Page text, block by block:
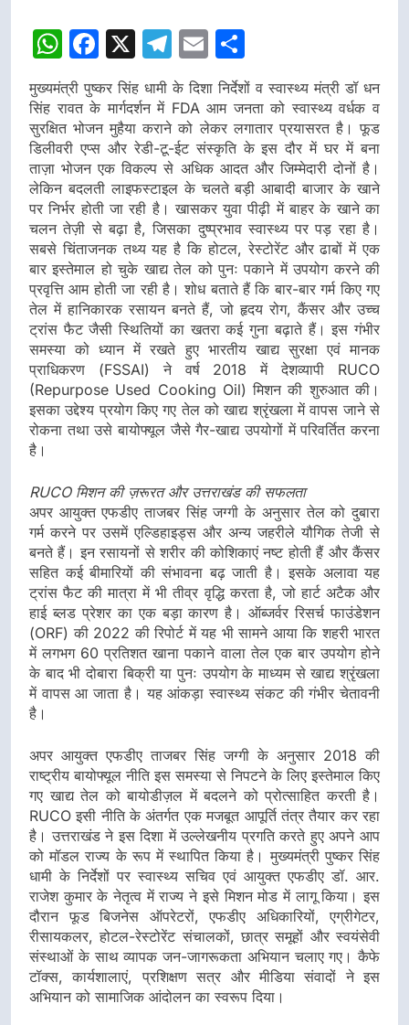
WhatsApp
Facebook
X Telegram
Email
मुख्यमंत्री पुष्कर सिंह धामी के दिशा निर्देशों व स्वास्थ्य मंत्री डॉ धन
सिंह रावत के मार्गदर्शन में FDA आम जनता को स्वास्थ्य वर्धक व
सुरक्षित भोजन मुहैया कराने को लेकर लगातार प्रयासरत है। फूड
डिलीवरी एप्स और रेडी-टू-ईट संस्कृति के इस दौर में घर में बना
ताज़ा भोजन एक विकल्प से अधिक आदत और जिम्मेदारी दोनों है।
लेकिन बदलती लाइफस्टाइल के चलते बड़ी आबादी बाजार के खाने
पर निर्भर होती जा रही है। खासकर युवा पीढ़ी में बाहर के खाने का
चलन तेज़ी से बढ़ा है, जिसका दुष्प्रभाव स्वास्थ्य पर पड़ रहा है।
सबसे चिंताजनक तथ्य यह है कि होटल, रेस्टोरेंट और ढाबों में एक
बार इस्तेमाल हो चुके खाद्य तेल को पुनः पकाने में उपयोग करने की
प्रवृत्ति आम होती जा रही है। शोध बताते हैं कि बार-बार गर्म किए गए
तेल में हानिकारक रसायन बनते हैं, जो हृदय रोग, कैंसर और उच्च
ट्रांस फैट जैसी स्थितियों का खतरा कई गुना बढ़ाते हैं। इस गंभीर
समस्या को ध्यान में रखते हुए भारतीय खाद्य सुरक्षा एवं मानक
प्राधिकरण (FSSAI) ने वर्ष 2018 में देशव्यापी RUCO
(Repurpose Used Cooking Oil) मिशन की शुरुआत की।
इसका उद्देश्य प्रयोग किए गए तेल को खाद्य श्रृंखला में वापस जाने से
रोकना तथा उसे बायोफ्यूल जैसे गैर-खाद्य उपयोगों में परिवर्तित करना
है।
RUCO मिशन की ज़रूरत और उत्तराखंड की सफलता
अपर आयुक्त एफडीए ताजबर सिंह जग्गी के अनुसार तेल को दुबारा
गर्म करने पर उसमें एल्डिहाइड्स और अन्य जहरीले यौगिक तेजी से
बनते हैं। इन रसायनों से शरीर की कोशिकाएं नष्ट होती हैं और कैंसर
सहित कई बीमारियों की संभावना बढ़ जाती है। इसके अलावा यह
ट्रांस फैट की मात्रा में भी तीव्र वृद्धि करता है, जो हार्ट अटैक और
हाई ब्लड प्रेशर का एक बड़ा कारण है। ऑब्जर्वर रिसर्च फाउंडेशन
(ORF) की 2022 की रिपोर्ट में यह भी सामने आया कि शहरी भारत
में लगभग 60 प्रतिशत खाना पकाने वाला तेल एक बार उपयोग होने
के बाद भी दोबारा बिक्री या पुनः उपयोग के माध्यम से खाद्य श्रृंखला
में वापस आ जाता है। यह आंकड़ा स्वास्थ्य संकट की गंभीर चेतावनी
है।
अपर आयुक्त एफडीए ताजबर सिंह जग्गी के अनुसार 2018 की
राष्ट्रीय बायोफ्यूल नीति इस समस्या से निपटने के लिए इस्तेमाल किए
गए खाद्य तेल को बायोडीज़ल में बदलने को प्रोत्साहित करती है।
RUCO इसी नीति के अंतर्गत एक मजबूत आपूर्ति तंत्र तैयार कर रहा
है। उत्तराखंड ने इस दिशा में उल्लेखनीय प्रगति करते हुए अपने आप
को मॉडल राज्य के रूप में स्थापित किया है। मुख्यमंत्री पुष्कर सिंह
धामी के निर्देशों पर स्वास्थ्य सचिव एवं आयुक्त एफडीए डॉ. आर.
राजेश कुमार के नेतृत्व में राज्य ने इसे मिशन मोड में लागू किया। इस
दौरान फूड बिजनेस ऑपरेटरों, एफडीए अधिकारियों, एग्रीगेटर,
रीसायकलर, होटल-रेस्टोरेंट संचालकों, छात्र समूहों और स्वयंसेवी
संस्थाओं के साथ व्यापक जन-जागरूकता अभियान चलाए गए। कैफे
टॉक्स, कार्यशालाएं, प्रशिक्षण सत्र और मीडिया संवादों ने इस
अभियान को सामाजिक आंदोलन का स्वरूप दिया।